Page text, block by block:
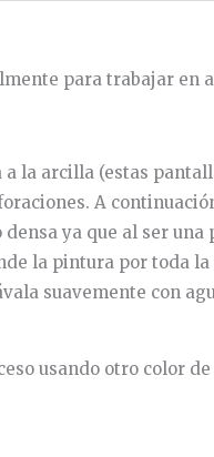
para trabajar en
la arcilla (estas
A
ya que al ser
la pintura por toda
suavemente con
usando otro color